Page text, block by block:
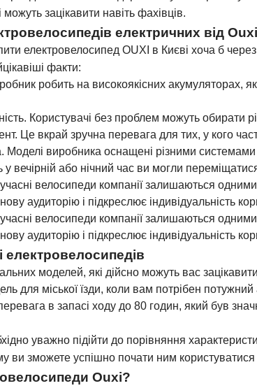
можуть зацікавити навіть фахівців.
електричних від Ouxi
електровелосипед OUXI в Києві хоча б через
факти:
робить на високоякісних акумуляторах,
Користувачі без проблем можуть обирати
Це вкрай зручна перевага для тих, у кого
виробника оснащені різними системами
у вечірній або нічний час ви могли
велосипеди компанії залишаються
аудиторію і підкреслює індивідуальність
велосипеди компанії залишаються
аудиторію і підкреслює індивідуальність
електровелосипедів
моделей, які дійсно можуть вас
для міської їзди, коли вам потрібен
в запасі ходу до 80 годин, який був
уважно підійти до порівняння
ви зможете успішно почати ним
Ouxi?